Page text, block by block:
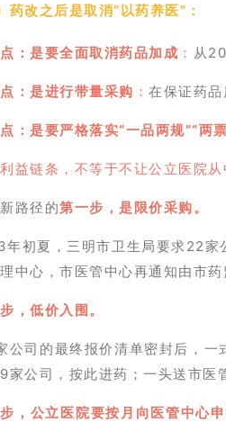
药改之后是取消“以药养医”：
： 是要全面取消药品加成 ： 从
： 是进行带量采购 ： 在保证药品
：是要严格落实“一品两规”“两
益链条，不等于不让公立医院
路径的第一步，是限价采购。
年初夏，三明市卫生局要求22家
中心，市医管中心再通知由市
，低价入围。
公司的最终报价清单密封后，
家公司，按此进药；一头送市医
，公立医院要按月向医管中心